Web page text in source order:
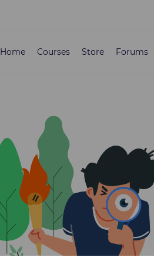
Home Courses Store Forums